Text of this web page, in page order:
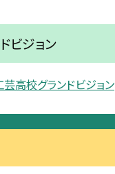
ビジョン
高校グランドビジョン